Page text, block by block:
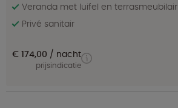
Veranda met luifel en terrasmeubilair
Privé sanitair
€ 174,00 nacht
prijsindicatie